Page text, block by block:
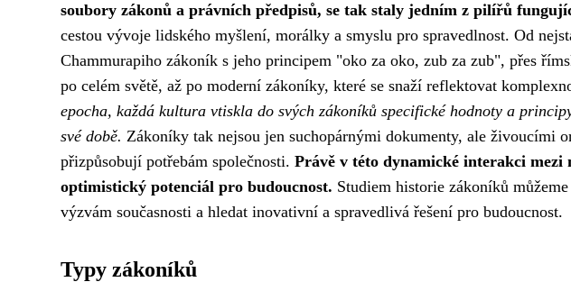
soubory zákonů a právních předpisů, se tak staly jedním z pilířů
cestou vývoje lidského myšlení, morálky a smyslu pro spravedlnost. Od
Chammurapiho zákoník s jeho principem "oko za oko, zub za zub", přes
po celém světě, až po moderní zákoníky, které se snaží reflektovat
epocha, každá kultura vtiskla do svých zákoníků specifické hodnoty a
své době. Zákoníky tak nejsou jen suchopárnými dokumenty, ale živoucími
přizpůsobují potřebám společnosti. Právě v této dynamické interakci mezi
optimistický potenciál pro budoucnost. Studiem historie zákoníků
výzvám současnosti a hledat inovativní a spravedlivá řešení pro budoucnost.
Typy zákoníků